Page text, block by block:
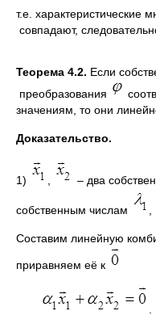
т.е. характеристические
совпадают,
Теорема 4.2. Если
преобразования
значениям, то они
Доказательство.
1) – два
собственным числам
Составим линейную
приравняем её к